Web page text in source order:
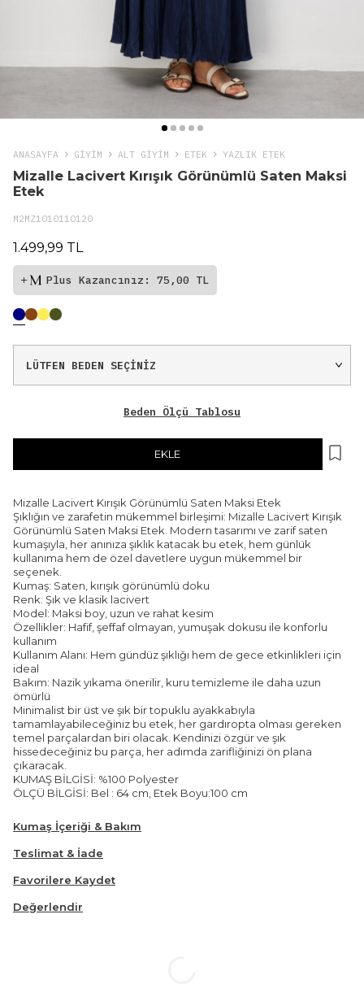
ANASAYFA GIYIM ALT GİYİM ETEK YAZLIK ETEK
Mizalle Lacivert Kırışık Görünümlü Saten Maksi
Etek
M2MZ1010110120
1.499,99 TL
Plus Kazancınız: 75,00 TL
Beden Ölçü Tablosu
EKLE
Mizalle Lacivert Kırışık Görünümlü Saten Maksi Etek
Şıklığın ve zarafetin mükemmel birleşimi: Mizalle Lacivert Kırışık
Görünümlü Saten Maksi Etek. Modern tasarımı ve zarif saten
kumaşıyla, her anınıza şıklık katacak bu etek, hem günlük
kullanıma hem de özel davetlere uygun mükemmel bir
seçenek.
Kumaş: Saten, kırışık görünümlü doku
Renk: Şık ve klasik lacivert
Model: Maksi boy, uzun ve rahat kesim
Özellikler: Hafif, şeffaf olmayan, yumuşak dokusu ile konforlu
kullanım
Kullanım Alanı: Hem gündüz şıklığı hem de gece etkinlikleri için
ideal
Bakım: Nazik yıkama önerilir, kuru temizleme ile daha uzun
ömürlü
Minimalist bir üst ve şık bir topuklu ayakkabıyla
tamamlayabileceğiniz bu etek, her gardıropta olması gereken
temel parçalardan biri olacak. Kendinizi özgür ve şık
hissedeceğiniz bu parça, her adımda zarifliğinizi ön plana
çıkaracak.
KUMAŞ BİLGİSİ: %100 Polyester
ÖLÇÜ BİLGİSİ: Bel : 64 cm, Etek Boyu:100 cm
Kumaş İçeriği & Bakım
Teslimat & İade
Favorilere Kaydet
Değerlendir